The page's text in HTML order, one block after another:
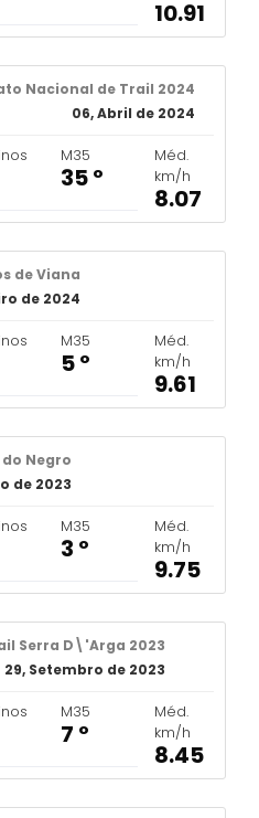
10.91
Nacional de Trail 2024
06, Abril de 2024
M35
35 º
Méd.
km/h
8.07
de Viana
de 2024
M35
5 º
Méd.
km/h
9.61
Negro
de 2023
M35
3 º
Méd.
km/h
9.75
Serra D\'Arga 2023
29, Setembro de 2023
M35
7 º
Méd.
km/h
8.45